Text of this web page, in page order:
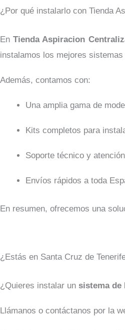
¿Por qué instalarlo con Tienda
EnTienda Aspiracion
instalamos los mejores
Además, contamos con:
Una amplia gama de
Kits completos para
Soporte técnico y
Envíos rápidos a toda
En resumen, ofrecemos una
¿Estás en Santa Cruz de
¿Quieres instalar un sistema de
Llámanos o contáctanos por la